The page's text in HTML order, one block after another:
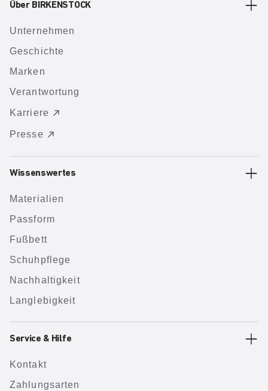
Über BIRKENSTOCK
Unternehmen
Geschichte
Marken
Verantwortung
Karriere
Presse
Wissenswertes
Materialien
Passform
Fußbett
Schuhpflege
Nachhaltigkeit
Langlebigkeit
Service & Hilfe
Kontakt
Zahlungsarten